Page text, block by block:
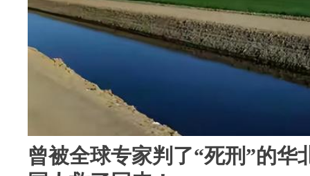
曾被全球专家判了“死刑”的华